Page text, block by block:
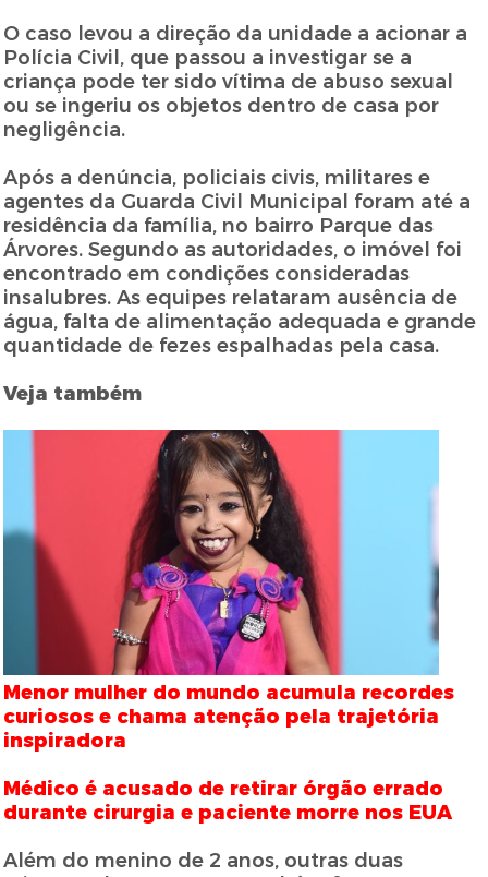
O caso levou a direção da unidade a acionar a
Polícia Civil, que passou a investigar se a
criança pode ter sido vítima de abuso sexual
ou se ingeriu os objetos dentro de casa por
negligência.
Após a denúncia, policiais civis, militares e
agentes da Guarda Civil Municipal foram até a
residência da família, no bairro Parque das
Árvores. Segundo as autoridades, o imóvel foi
encontrado em condições consideradas
insalubres. As equipes relataram ausência de
água, falta de alimentação adequada e grande
quantidade de fezes espalhadas pela casa.
Veja também
Menor mulher do mundo acumula recordes
curiosos e chama atenção pela trajetória
inspiradora
Médico é acusado de retirar órgão errado
durante cirurgia e paciente morre nos EUA
Além do menino de 2 anos, outras duas